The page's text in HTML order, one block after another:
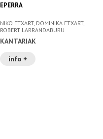
EPERRA
NIKO ETXART, DOMINIKA ETXART,
ROBERT LARRANDABURU
KANTARIAK
info +